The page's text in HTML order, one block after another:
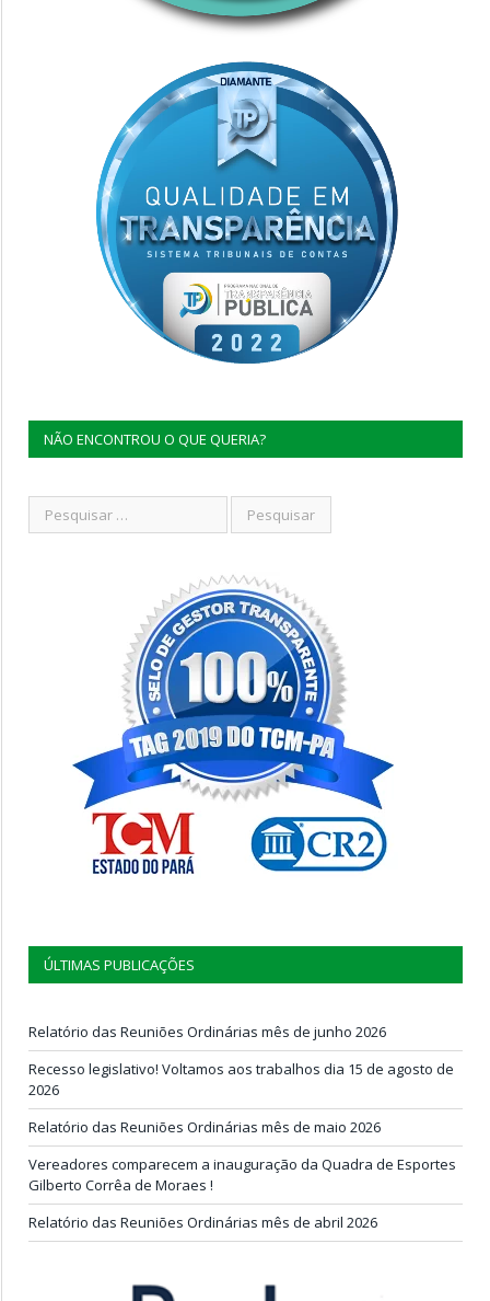
NÃO ENCONTROU O QUE QUERIA?
ÚLTIMAS PUBLICAÇÕES
Relatório das Reuniões Ordinárias mês de junho 2026
Recesso legislativo! Voltamos aos trabalhos dia 15 de agosto de
2026
Relatório das Reuniões Ordinárias mês de maio 2026
Vereadores comparecem a inauguração da Quadra de Esportes
Gilberto Corrêa de Moraes !
Relatório das Reuniões Ordinárias mês de abril 2026